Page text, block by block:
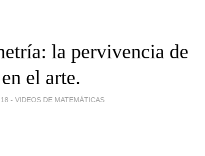
la pervivencia de
el arte.
- VIDEOS DE MATEMÁTICAS